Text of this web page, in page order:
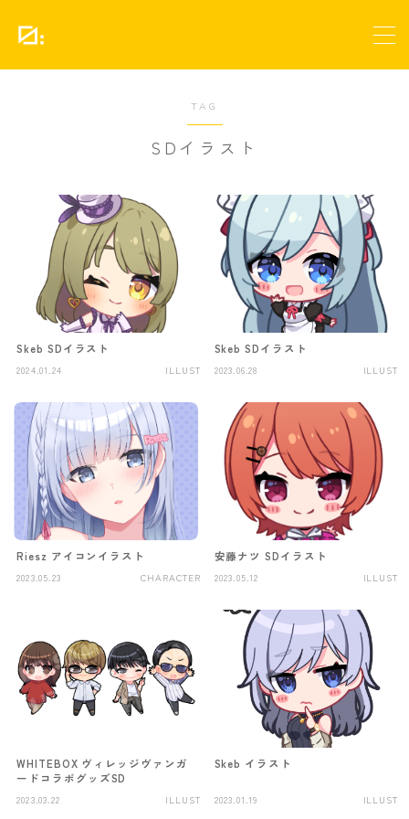
MENU
CONTACT
TAG
SDイラスト
Skeb SDイラスト
2024.01.24 ILLUST
Skeb SDイラスト
2023.06.28 ILLUST
Riesz アイコンイラスト
2023.05.23 CHARACTER
安藤ナツ SDイラスト
2023.05.12 ILLUST
WHITEBOX ヴィレッジヴァンガ
ードコラボグッズSD
2023.03.22 ILLUST
Skeb イラスト
2023.01.19 ILLUST